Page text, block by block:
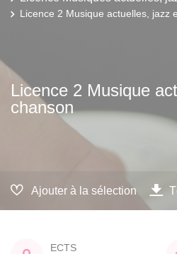
Licence 2 Musique actuelles, jazz
Licence 2 Musique
chanson
Ajouter à la sélection
ECTS